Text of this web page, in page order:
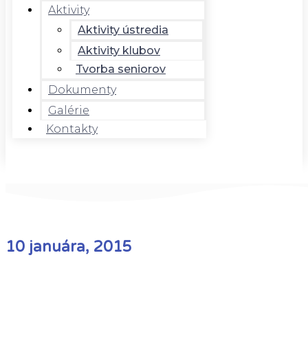
Aktivity
Aktivity ústredia
Aktivity klubov
Tvorba seniorov
Dokumenty
Galérie
Kontakty
10 januára, 2015